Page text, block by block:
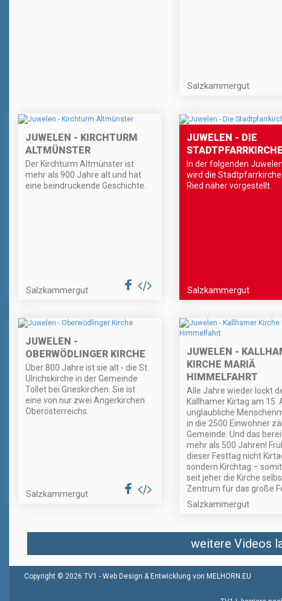
Salzkammergut
JUWELEN - KIRCHTURM
ALTMÜNSTER
Der Kirchturm Altmünster ist
mehr als 900 Jahre alt und hat
eine beindruckende Geschichte.
Salzkammergut
JUWELEN - DIE
In der folgenden
wird die Stadtpfarrkirche
Ried näher vorgestellt.
Salzkammergut
JUWELEN -
OBERWÖDLINGER KIRCHE
Über 800 Jahre ist sie alt - die St.
Ulrichskirche in der Gemeinde
Tollet bei Grieskirchen. Sie ist
eine von nur zwei Angerkirchen
Oberösterreichs.
Salzkammergut
JUWELEN -
KIRCHE MARIÄ
HIMMELFAHRT
Alle Jahre wieder lockt
Kallhamer Kirtag am 15.
unglaubliche
in die 2500 Einwohner
Gemeinde. Und das
mehr als 500 Jahren!
dieser Festtag nicht
sondern Kirchtag –
seit jeher die Kirche
Zentrum für das große
Salzkammergut
weitere Videos
Copyright © 2026 TV1 - Web Design & Entwicklung von MELHORN.EU